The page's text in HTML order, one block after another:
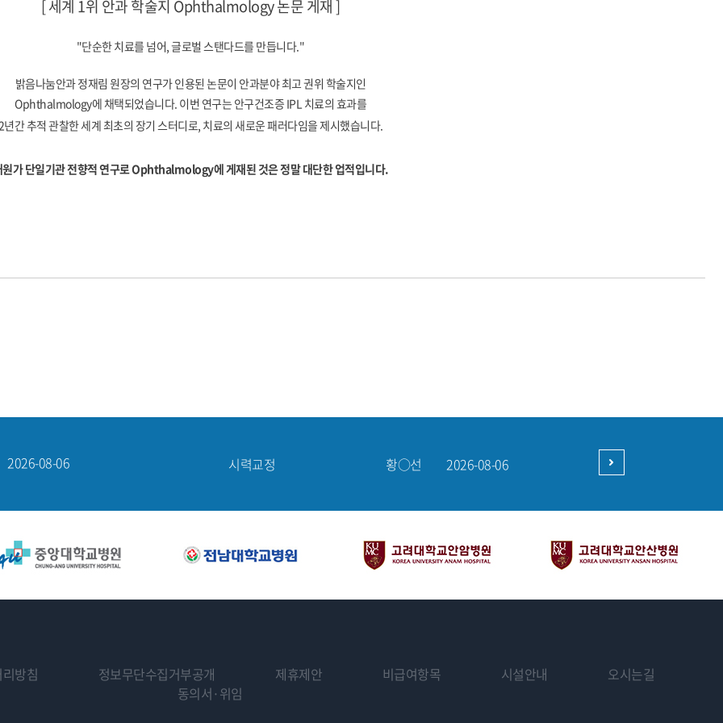
[ 세계 1위 안과 학술지 Ophthalmology 논문 게재 ]
"단순한 치료를 넘어, 글로벌 스탠다드를 만듭니다."
밝음나눔안과 정재림 원장의 연구가 인용된 논문이 안과분야 최고 권위 학술지인
Ophthalmology에 채택되었습니다. 이번 연구는 안구건조증 IPL 치료의 효과를
년간 추적 관찰한 세계 최초의 장기 스터디로, 치료의 새로운 패러다임을 제시했습니다.
원가 단일기관 전향적 연구로 Ophthalmology에 게재된 것은 정말 대단한 업적입니다.
2026-08-06
2026-08-06
노안·백내장
홍○기
2026-08-06
시력교정
황○선
2026-08-06
망막·녹내장
강○민 2026-08-06
방침 정보무단수집거부공개 제휴제안 비급여항목 시설안내
오시는길
동의서·위임